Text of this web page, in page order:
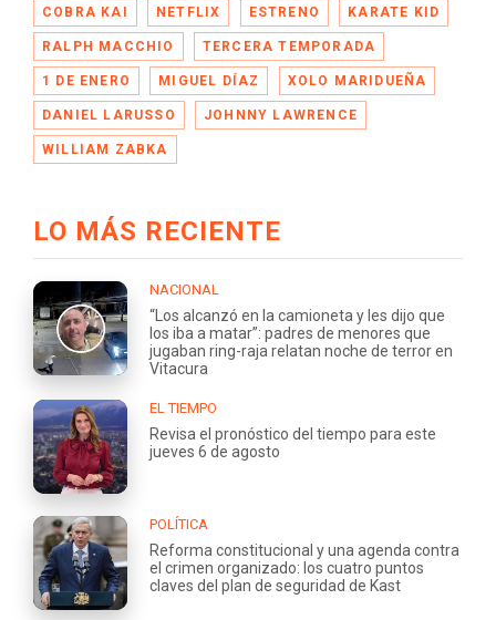
COBRA KAI NETFLIX ESTRENO KARATE KID
RALPH MACCHIO TERCERA TEMPORADA
1 DE ENERO MIGUEL DÍAZ XOLO MARIDUEÑA
DANIEL LARUSSO JOHNNY LAWRENCE
WILLIAM ZABKA
LO MÁS RECIENTE
NACIONAL
“Los alcanzó en la camioneta y les dijo que
los iba a matar”: padres de menores que
jugaban ring-raja relatan noche de terror en
Vitacura
EL TIEMPO
Revisa el pronóstico del tiempo para este
jueves 6 de agosto
POLÍTICA
Reforma constitucional y una agenda contra
el crimen organizado: los cuatro puntos
claves del plan de seguridad de Kast